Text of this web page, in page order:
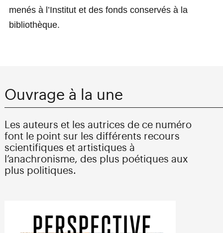
menés à l’Institut et des fonds conservés à la
bibliothèque.
Ouvrage à la une
Les auteurs et les autrices de ce numéro
font le point sur les différents recours
scientifiques et artistiques à
l’anachronisme, des plus poétiques aux
plus politiques.